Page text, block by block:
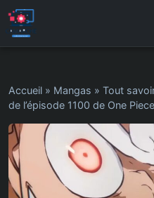
Accueil » Mangas » Tout
de l’épisode 1100 de One Piece